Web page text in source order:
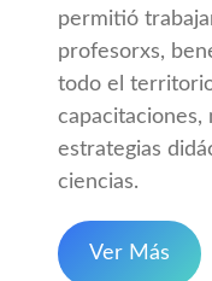
permitió
profesorxs,
todo el
capacitaciones,
estrategias
ciencias.
Ver Más